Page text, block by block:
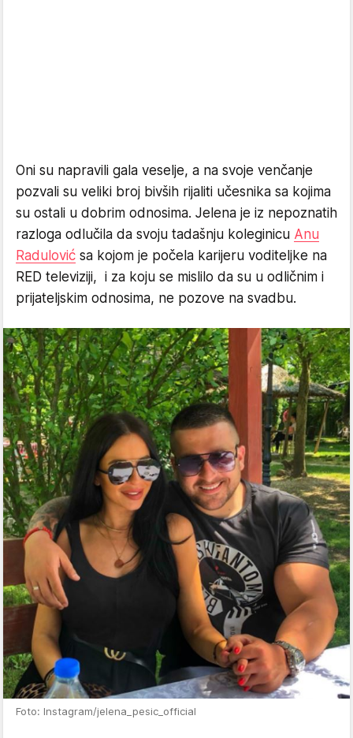
Oni su napravili gala veselje, a na svoje venčanje
pozvali su veliki broj bivših rijaliti učesnika sa kojima
su ostali u dobrim odnosima. Jelena je iz nepoznatih
razloga odlučila da svoju tadašnju koleginicu Anu
Radulović sa kojom je počela karijeru voditeljke na
RED televiziji, i za koju se mislilo da su u odličnim i
prijateljskim odnosima, ne pozove na svadbu.
Foto: Instagram/jelena_pesic_official